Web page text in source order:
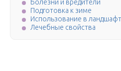
Болезни и вредители
Подготовка к зиме
Использование в
Лечебные свойства